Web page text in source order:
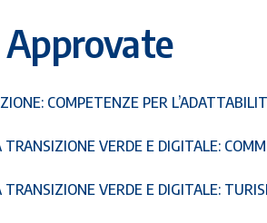
COMPETENZE PER
TRANSIZIONE VERDE E DIGITALE:
TRANSIZIONE VERDE E DIGITALE: